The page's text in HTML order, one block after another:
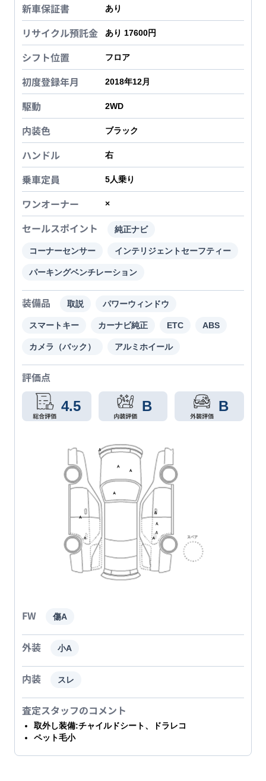
新車保証書 あり
リサイクル預託金 あり 17600円
シフト位置 フロア
初度登録年月 2018年12月
駆動 2WD
内装色 ブラック
ハンドル 右
乗車定員 5人乗り
ワンオーナー ×
セールスポイント 純正ナビ
コーナーセンサー インテリジェントセーフティー
パーキングベンチレーション
装備品 取説 パワーウィンドウ
スマートキー カーナビ純正 ETC ABS
カメラ（バック） アルミホイール
評価点
4.5 B B
FW 傷A
外装 小A
内装 スレ
査定スタッフのコメント
取外し装備:チャイルドシート、ドラレコ
ペット毛小